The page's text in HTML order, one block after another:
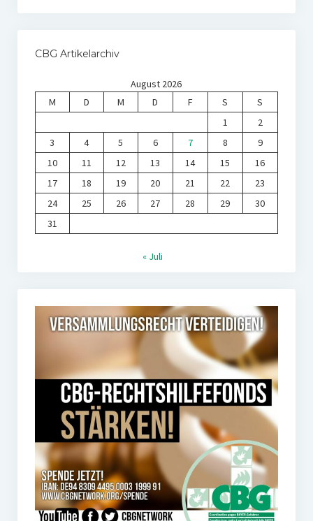
CBG Artikelarchiv
August 2026
M
D M D F S
S
1
2
3
4 5 6 7 8
9
10
11 12 13 14 15
16
17
18 19 20 21 22
23
24
25 26 27 28 29
30
31
« Juli